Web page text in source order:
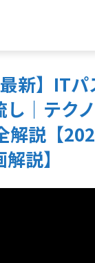
最新】IT
し｜テク
解説【
説】